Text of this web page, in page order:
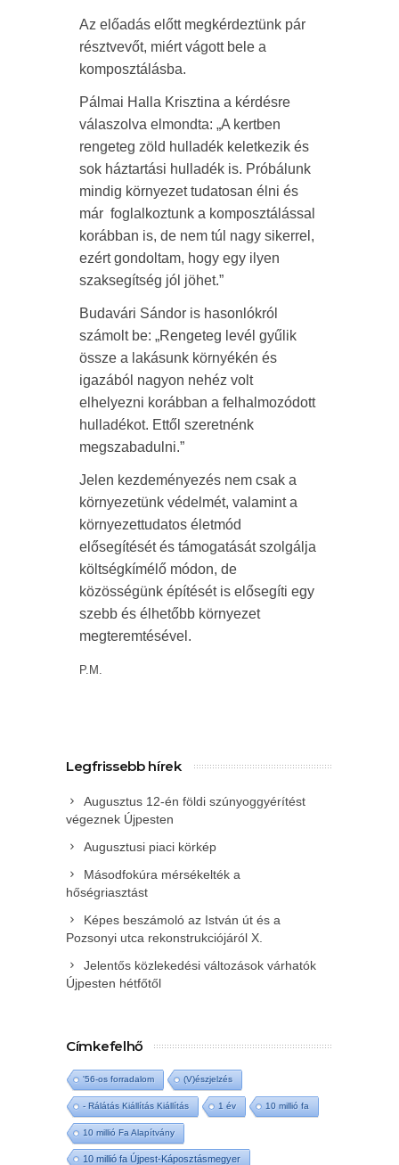
Az előadás előtt megkérdeztünk pár
résztvevőt, miért vágott bele a
komposztálásba.
Pálmai Halla Krisztina a kérdésre
válaszolva elmondta: „A kertben
rengeteg zöld hulladék keletkezik és
sok háztartási hulladék is. Próbálunk
mindig környezet tudatosan élni és
már foglalkoztunk a komposztálással
korábban is, de nem túl nagy sikerrel,
ezért gondoltam, hogy egy ilyen
szaksegítség jól jöhet.”
Budavári Sándor is hasonlókról
számolt be: „Rengeteg levél gyűlik
össze a lakásunk környékén és
igazából nagyon nehéz volt
elhelyezni korábban a felhalmozódott
hulladékot. Ettől szeretnénk
megszabadulni.”
Jelen kezdeményezés nem csak a
környezetünk védelmét, valamint a
környezettudatos életmód
elősegítését és támogatását szolgálja
költségkímélő módon, de
közösségünk építését is elősegíti egy
szebb és élhetőbb környezet
megteremtésével.
P.M.
Legfrissebb hírek
Augusztus 12-én földi szúnyoggyérítést
végeznek Újpesten
Augusztusi piaci körkép
Másodfokúra mérsékelték a
hőségriasztást
Képes beszámoló az István út és a
Pozsonyi utca rekonstrukciójáról X.
Jelentős közlekedési változások várhatók
Újpesten hétfőtől
Címkefelhő
'56-os forradalom (V)észjelzés
- Rálátás Kiállítás Kiállítás 1 év 10 millió fa
10 millió Fa Alapítvány
10 millió fa Újpest-Káposztásmegyer